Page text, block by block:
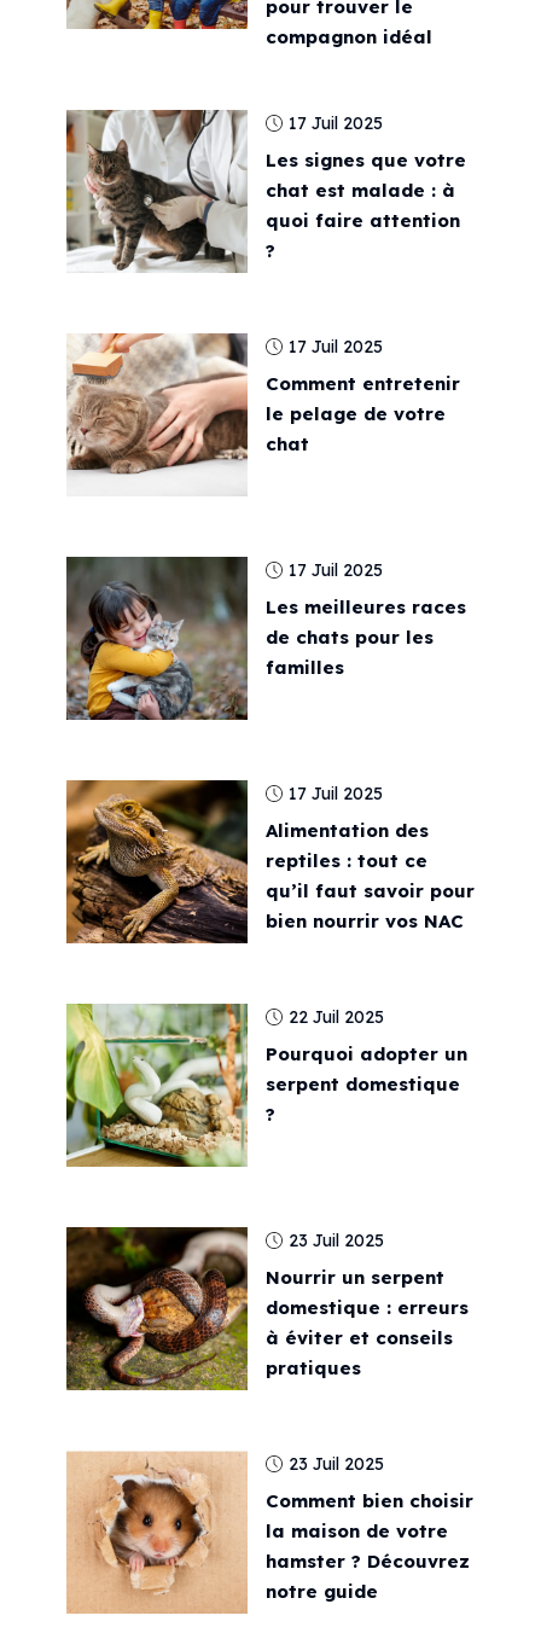
pour trouver le
compagnon idéal
17 Juil 2025
Les signes que votre
chat est malade : à
quoi faire attention
?
17 Juil 2025
Comment entretenir
le pelage de votre
chat
17 Juil 2025
Les meilleures races
de chats pour les
familles
17 Juil 2025
Alimentation des
reptiles : tout ce
qu’il faut savoir pour
bien nourrir vos NAC
22 Juil 2025
Pourquoi adopter un
serpent domestique
?
23 Juil 2025
Nourrir un serpent
domestique : erreurs
à éviter et conseils
pratiques
23 Juil 2025
Comment bien choisir
la maison de votre
hamster ? Découvrez
notre guide